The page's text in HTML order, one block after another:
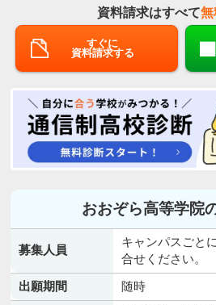
資料請求はすべて無
すぐに
資料請求する
おおぞら高等学院
募集人員
キャンパスごと
合せください。
出願期間
随時